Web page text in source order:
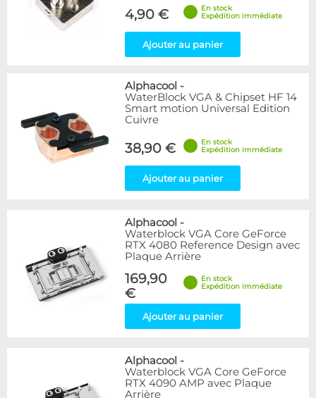
4,90 €
En stock
Expédition immédiate
Ajouter au panier
Alphacool -
WaterBlock VGA & Chipset HF 14
Smart motion Universal Edition
Cuivre
38,90 €
En stock
Expédition immédiate
Ajouter au panier
Alphacool -
Waterblock VGA Core GeForce
RTX 4080 Reference Design avec
Plaque Arrière
169,90
€
En stock
Expédition immédiate
Ajouter au panier
Alphacool -
Waterblock VGA Core GeForce
RTX 4090 AMP avec Plaque
Arrière